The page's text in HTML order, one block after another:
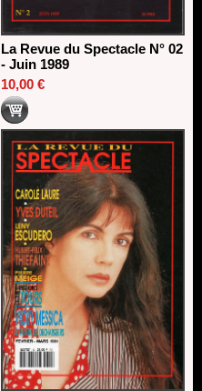
La Revue du Spectacle N° 02
- Juin 1989
10,00 €